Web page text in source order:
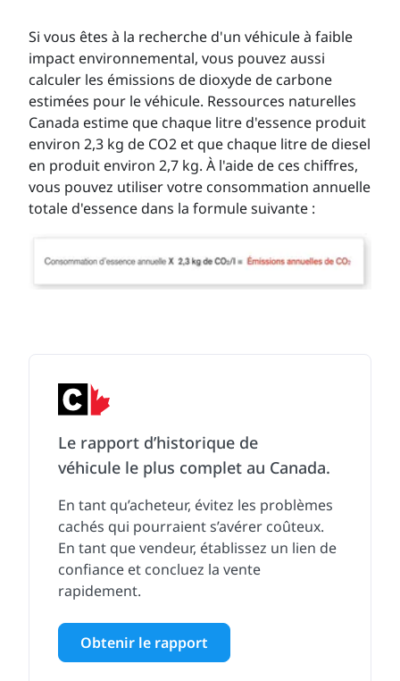
Si vous êtes à la recherche d'un véhicule à faible
impact environnemental, vous pouvez aussi
calculer les émissions de dioxyde de carbone
estimées pour le véhicule. Ressources naturelles
Canada estime que chaque litre d'essence produit
environ 2,3 kg de CO2 et que chaque litre de diesel
en produit environ 2,7 kg. À l'aide de ces chiffres,
vous pouvez utiliser votre consommation annuelle
totale d'essence dans la formule suivante :
Le rapport d’historique de
véhicule le plus complet au Canada.
En tant qu’acheteur, évitez les problèmes
cachés qui pourraient s’avérer coûteux.
En tant que vendeur, établissez un lien de
confiance et concluez la vente
rapidement.
Obtenir le rapport